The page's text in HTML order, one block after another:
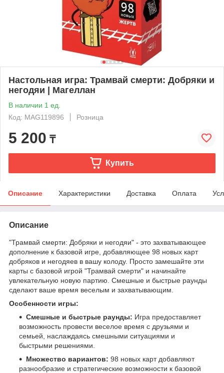
Настольная игра: Трамвай смерти: Добряки и
негодяи | Магеллан
В наличии 1 ед.
Код: MAG119896
Розница
5 200 ₸
Купить
Описание Характеристики Доставка Оплата
Описание
"Трамвай смерти: Добряки и негодяи" - это захватывающее
дополнение к базовой игре, добавляющее 98 новых карт
добряков и негодяев в вашу колоду. Просто замешайте эти
карты с базовой игрой "Трамвай смерти" и начинайте
увлекательную новую партию. Смешные и быстрые раунды
сделают ваше время веселым и захватывающим.
Особенности игры:
Смешные и быстрые раунды: Игра предоставляет
возможность провести веселое время с друзьями и
семьей, наслаждаясь смешными ситуациями и
быстрыми решениями.
Множество вариантов: 98 новых карт добавляют
разнообразие и стратегические возможности к базовой